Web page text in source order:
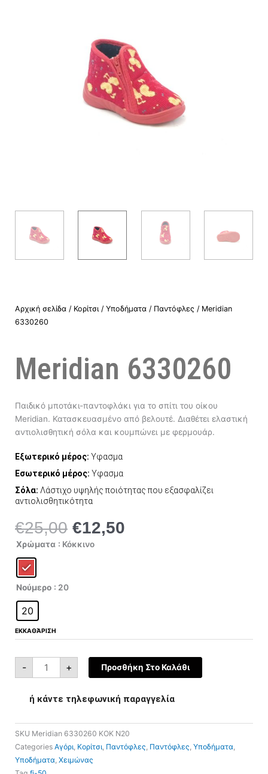
Αρχική σελίδα / Κορίτσι / Υποδήματα / Παντόφλες / Meridian
6330260
Meridian 6330260
Παιδικό μποτάκι-παντοφλάκι για το σπίτι του οίκου
Meridian. Κατασκευασμένο από βελουτέ. Διαθέτει ελαστική
αντιολισθητική σόλα και κουμπώνει με φερμουάρ.
Εξωτερικό μέρος: Υφασμα
Εσωτερικό μέρος: Υφασμα
Σόλα: Λάστιχο υψηλής ποιότητας που εξασφαλίζει
αντιολισθητικότητα
€25,00 Original
price
€12,50
Χρώματα : Κόκκινο
Νούμερο : 20
20
ΕΚΚΑΘΆΡΙΣΗ
-
Meridian
6330260
+ Προσθήκη Στο Καλάθι
ή κάντε τηλεφωνική παραγγελία
SKU Meridian 6330260 ΚΟΚ Ν20
Categories Αγόρι Κορίτσι Παντόφλες Παντόφλες Υποδήματα
Υποδήματα Χειμώνας